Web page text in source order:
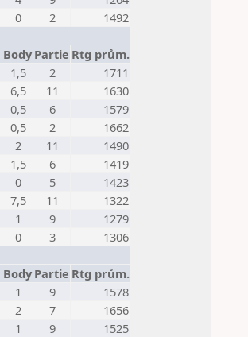
0 2
1492
Body Partie Rtg prům.
1,5 2
1711
6,5 11
1630
0,5 6
1579
0,5 2
1662
2 11
1490
1,5 6
1419
0 5
1423
7,5 11
1322
1 9
1279
0 3
1306
Body Partie Rtg prům.
1 9
1578
2 7
1656
1 9
1525